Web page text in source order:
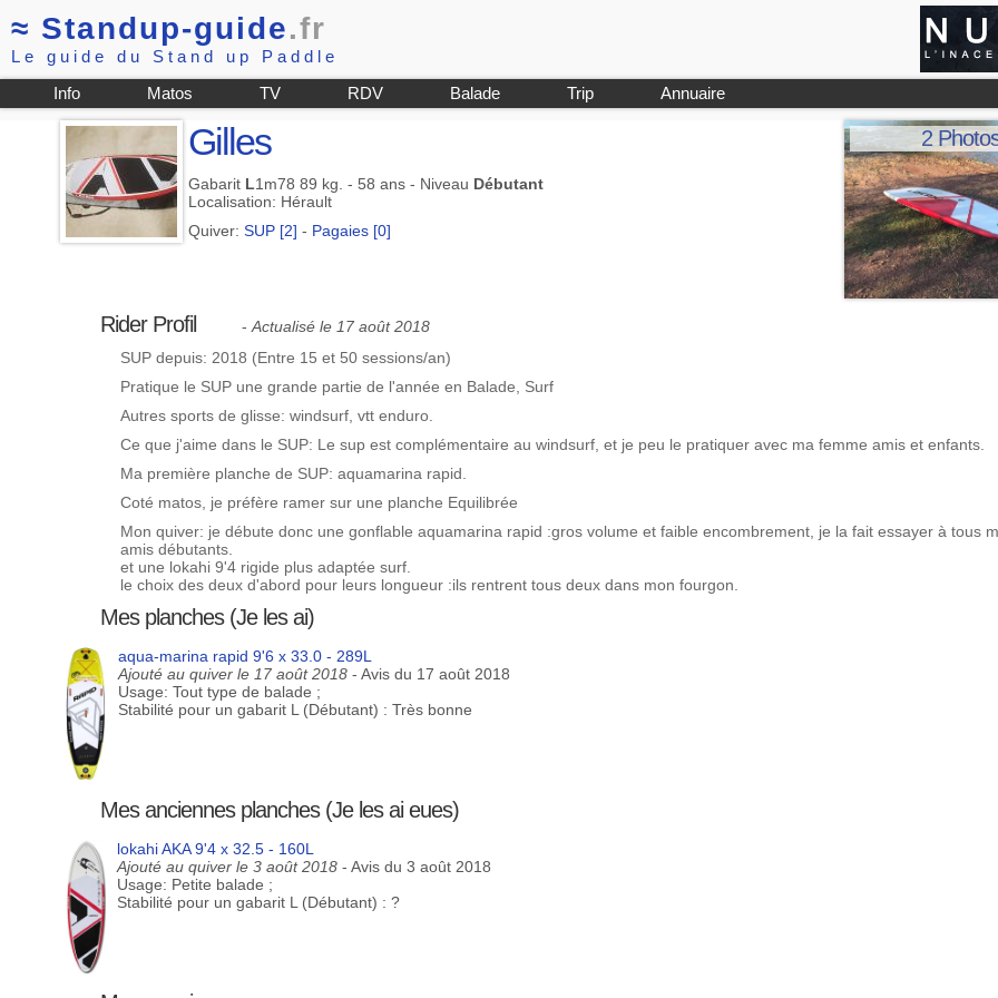
≈ Standup-guide.fr
Le guide du Stand up Paddle
Info
Matos TV RDV Balade Trip Annuaire
2
Gilles
Gabarit L1m78 89 kg. - 58 ans - Niveau Débutant
Localisation: Hérault
Quiver: SUP [2] - Pagaies [0]
Rider Profil - Actualisé le 17 août 2018
SUP depuis: 2018 (Entre 15 et 50 sessions/an)
Pratique le SUP une grande partie de l'année en Balade, Surf
Autres sports de glisse: windsurf, vtt enduro.
Ce que j'aime dans le SUP: Le sup est complémentaire au windsurf, et je peu le pratiquer avec ma femme amis et enfants.
Ma première planche de SUP: aquamarina rapid.
Coté matos, je préfère ramer sur une planche Equilibrée
Mon quiver: je débute donc une gonflable aquamarina rapid :gros volume et faible encombrement, je la fait essayer à tous
amis débutants.
et une lokahi 9'4 rigide plus adaptée surf.
le choix des deux d'abord pour leurs longueur :ils rentrent tous deux dans mon fourgon.
Mes planches (Je les ai)
aqua-marina rapid 9'6 x 33.0 - 289L
Ajouté au quiver le 17 août 2018 - Avis du 17 août 2018
Usage: Tout type de balade ;
Stabilité pour un gabarit L (Débutant) : Très bonne
Mes anciennes planches (Je les ai eues)
lokahi AKA 9'4 x 32.5 - 160L
Ajouté au quiver le 3 août 2018 - Avis du 3 août 2018
Usage: Petite balade ;
Stabilité pour un gabarit L (Débutant) : ?